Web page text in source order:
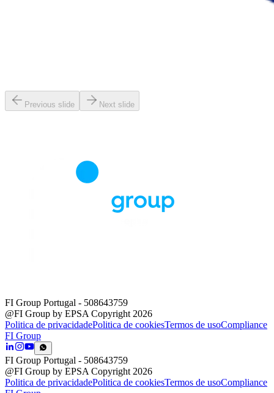
Previous slide Next slide
FI Group Portugal - 508643759
@FI Group by EPSA Copyright 2026
Politica de privacidadePolitica de cookiesTermos de usoCompliance
FI Group
FI Group Portugal - 508643759
@FI Group by EPSA Copyright 2026
Politica de privacidadePolitica de cookiesTermos de usoCompliance